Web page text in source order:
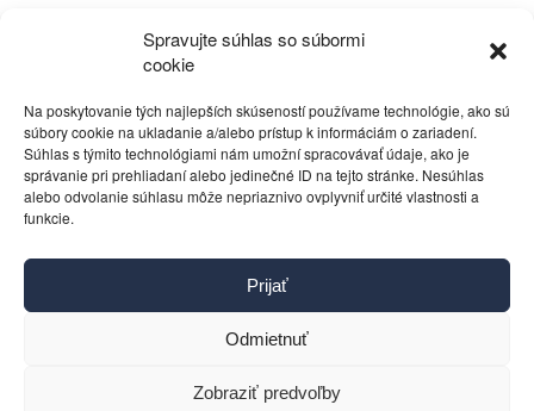
Spravujte súhlas so súbormi
cookie
Na poskytovanie tých najlepších skúseností používame technológie, ako sú
súbory cookie na ukladanie a/alebo prístup k informáciám o zariadení.
Súhlas s týmito technológiami nám umožní spracovávať údaje, ako je
správanie pri prehliadaní alebo jedinečné ID na tejto stránke. Nesúhlas
alebo odvolanie súhlasu môže nepriaznivo ovplyvniť určité vlastnosti a
funkcie.
Prijať
Odmietnuť
Zobraziť predvoľby
1 2
4 › »
Kontakt
Pravidlá používania
Ochrana osobných údajov